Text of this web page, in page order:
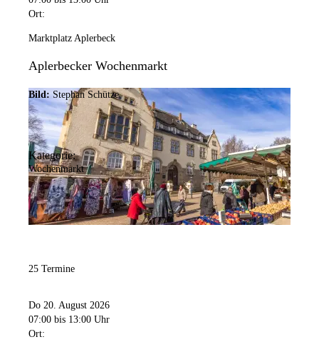
Ort:
Marktplatz Aplerbeck
Aplerbecker Wochenmarkt
Bild: Stephan Schütze
Kategorie:
Wochenmarkt
25 Termine
Do 20. August 2026
07:00 bis 13:00 Uhr
Ort: